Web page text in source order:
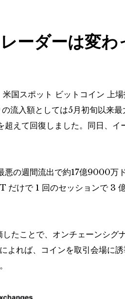
ーダーは変わ
国スポット ビットコイン 上場
流入額としては5月初旬以来最
えて回復しました。同日、イ
悪の週間流出で約17億9000万
だけで 1 回のセッションで 3
たことで、オンチェーンシグ
よれば、コインを取引会場に